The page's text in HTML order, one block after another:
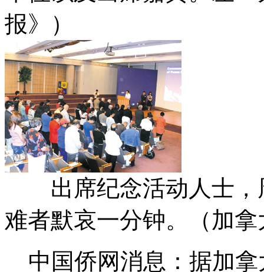
报》）
出席纪念活动人士，
难者默哀一分钟。（加
中国侨网消息：据加拿